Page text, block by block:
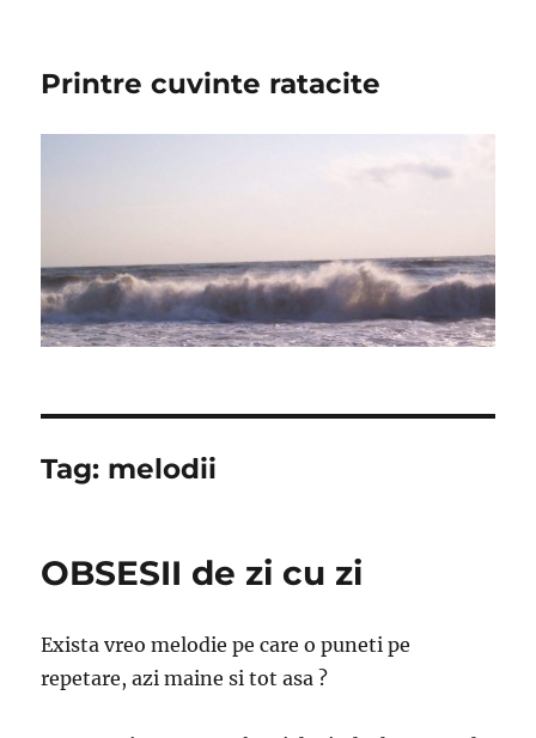
Printre cuvinte ratacite
Tag: melodii
OBSESII de zi cu zi
Exista vreo melodie pe care o puneti pe
repetare, azi maine si tot asa ?